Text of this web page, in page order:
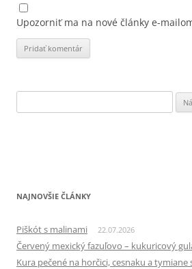
Upozorniť ma na nové články e-
NAJNOVŠIE ČLÁNKY
Piškót s malinami 22.07.2026
Červený mexický fazuľovo – kukuricový
Kura pečené na horčici, cesnaku a